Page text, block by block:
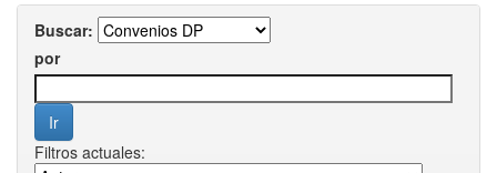
Buscar:
por
Filtros actuales: